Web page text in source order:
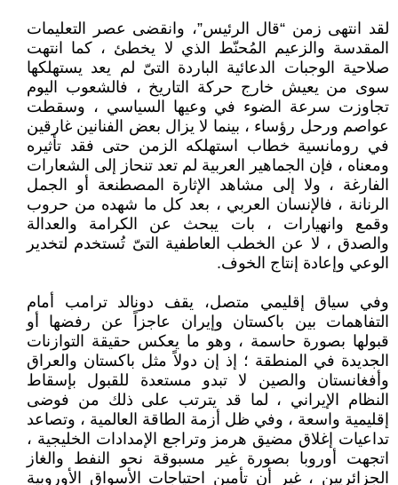
لقد انتهى زمن “قال الرئيس”، وانقضى عصر التعليمات
المقدسة والزعيم المُحنّط الذي لا يخطئ ، كما انتهت
صلاحية الوجبات الدعائية الباردة التىّ لم يعد يستهلكها
سوى من يعيش خارج حركة التاريخ ، فالشعوب اليوم
تجاوزت سرعة الضوء في وعيها السياسي ، وسقطت
عواصم ورحل رؤساء ، بينما لا يزال بعض الفنانين غارقين
في رومانسية خطاب استهلكه الزمن حتى فقد تأثيره
ومعناه ، فإن الجماهير العربية لم تعد تنحاز إلى الشعارات
الفارغة ، ولا إلى مشاهد الإثارة المصطنعة أو الجمل
الرنانة ، فالإنسان العربي ، بعد كل ما شهده من حروب
وقمع وانهيارات ، بات يبحث عن الكرامة والعدالة
والصدق ، لا عن الخطب العاطفية التىّ تُستخدم لتخدير
الوعي وإعادة إنتاج الخوف.
وفي سياق إقليمي متصل، يقف دونالد ترامب أمام
التفاهمات بين باكستان وإيران عاجزاً عن رفضها أو
قبولها بصورة حاسمة ، وهو ما يعكس حقيقة التوازنات
الجديدة في المنطقة ؛ إذ إن دولاً مثل باكستان والعراق
وأفغانستان والصين لا تبدو مستعدة للقبول بإسقاط
النظام الإيراني ، لما قد يترتب على ذلك من فوضى
إقليمية واسعة ، وفي ظل أزمة الطاقة العالمية ، وتصاعد
تداعيات إغلاق مضيق هرمز وتراجع الإمدادات الخليجية ،
اتجهت أوروبا بصورة غير مسبوقة نحو النفط والغاز
الجزائريين ، غير أن تأمين احتياجات الأسواق الأوروبية